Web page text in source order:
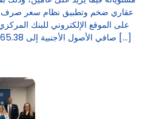
عقاري ضخم وتطبيق نظام سعر صرف
على الموقع الإلكتروني للبنك
صافي الأصول الأجنبية إلى 65.38 مليار جنيه (1.36 مليار دولار) […]